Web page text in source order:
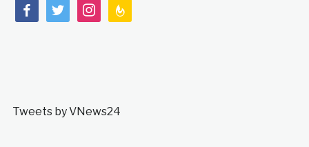
facebooktwitterinstagramfeedburner
Tweets by VNews24